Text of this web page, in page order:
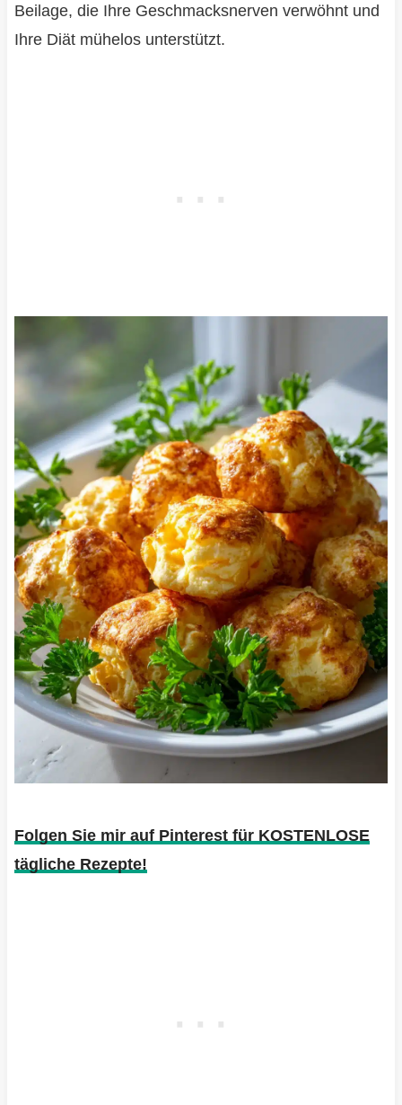
Beilage, die Ihre Geschmacksnerven verwöhnt und
Ihre Diät mühelos unterstützt.
Folgen Sie mir auf Pinterest für KOSTENLOSE
tägliche Rezepte!